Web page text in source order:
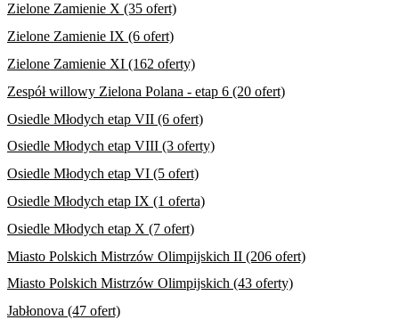
Zielone Zamienie X (35 ofert)
Zielone Zamienie IX (6 ofert)
Zielone Zamienie XI (162 oferty)
Zespół willowy Zielona Polana - etap 6 (20 ofert)
Osiedle Młodych etap VII (6 ofert)
Osiedle Młodych etap VIII (3 oferty)
Osiedle Młodych etap VI (5 ofert)
Osiedle Młodych etap IX (1 oferta)
Osiedle Młodych etap X (7 ofert)
Miasto Polskich Mistrzów Olimpijskich II (206 ofert)
Miasto Polskich Mistrzów Olimpijskich (43 oferty)
Jabłonova (47 ofert)